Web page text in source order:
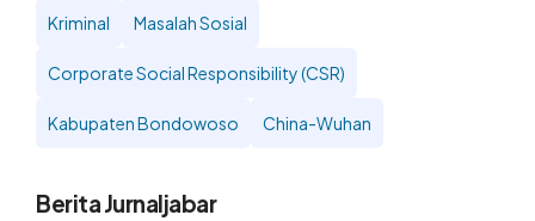
Kriminal Masalah Sosial
Corporate Social Responsibility (CSR)
Kabupaten Bondowoso China-Wuhan
Berita Jurnaljabar